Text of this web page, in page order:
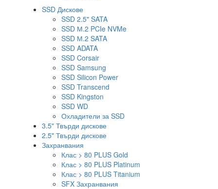
SSD Дискове
SSD 2.5" SATA
SSD М.2 PCIe NVMe
SSD М.2 SATA
SSD ADATA
SSD Corsair
SSD Samsung
SSD Silicon Power
SSD Transcend
SSD Kingston
SSD WD
Охладители за SSD
3.5" Твърди дискове
2.5" Твърди дискове
Захранвания
Клас > 80 PLUS Gold
Клас > 80 PLUS Platinum
Клас > 80 PLUS Titanium
SFX Захранвания